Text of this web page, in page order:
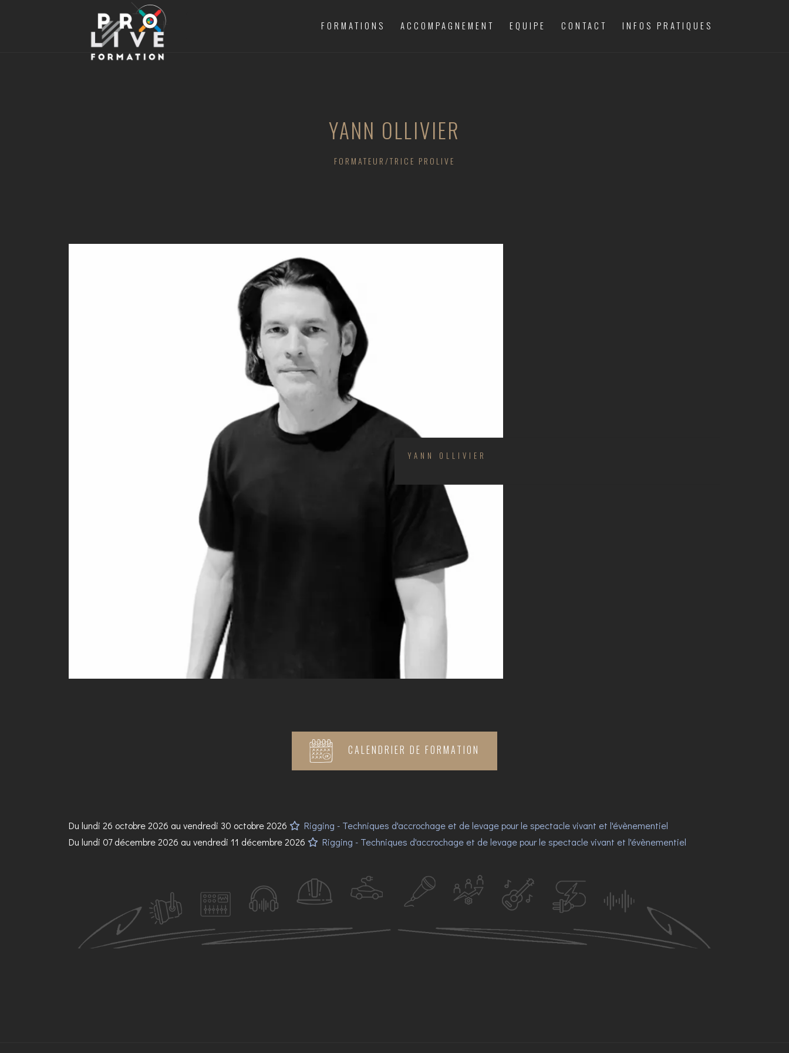
FORMATIONS ACCOMPAGNEMENT EQUIPE CONTACT INFOS PRATIQUES
YANN OLLIVIER
FORMATEUR/TRICE PROLIVE
YANN OLLIVIER
CALENDRIER DE FORMATION
Du lundi 26 octobre 2026 au vendredi 30 octobre 2026
Rigging - Techniques d'accrochage et de levage pour le spectacle vivant et l'évènementiel
Du lundi 07 décembre 2026 au vendredi 11 décembre 2026
Rigging - Techniques d'accrochage et de levage pour le spectacle vivant et l'évènementiel